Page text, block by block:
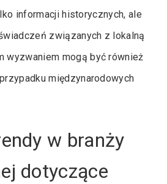
informacji historycznych, ale
związanych z lokalną
wyzwaniem mogą być również
międzynarodowych
w branży
dotyczące